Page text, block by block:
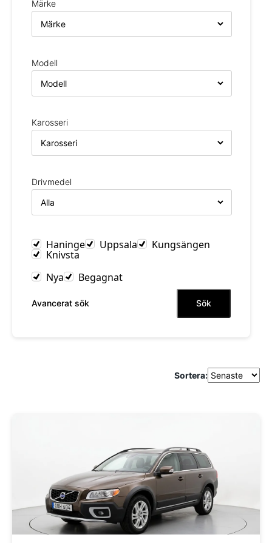
Märke
Modell
Karosseri
Drivmedel
Haninge Uppsala Kungsängen
Knivsta
Nya
Begagnat
Avancerat sök Sök
Sortera: